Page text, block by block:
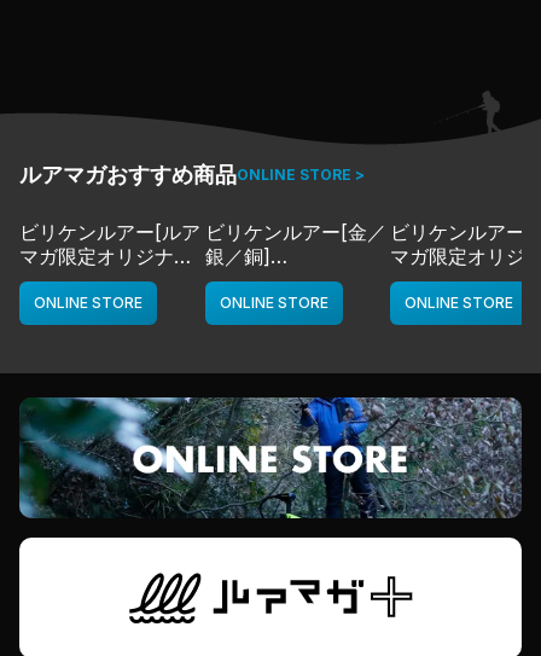
ルアマガおすすめ商品ONLINE STORE >
ビリケンルアー[ルア
マガ限定オリジナル
カラー／LMチャー
ト]
deps
ONLINE STORE
ビリケンルアー[金／
銀／銅]
deps
ONLINE STORE
ビリケンルアー[
マガ限定オリジ
カラー／LMボー
ワイト]
deps
ONLINE STORE